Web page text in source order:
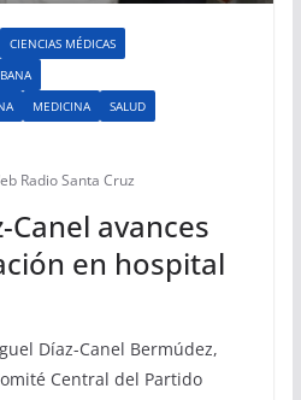
CIENCIAS MÉDICAS
MEDICINA
SALUD
Radio Santa Cruz
avances
en hospital
Díaz-Canel Bermúdez,
Central del Partido